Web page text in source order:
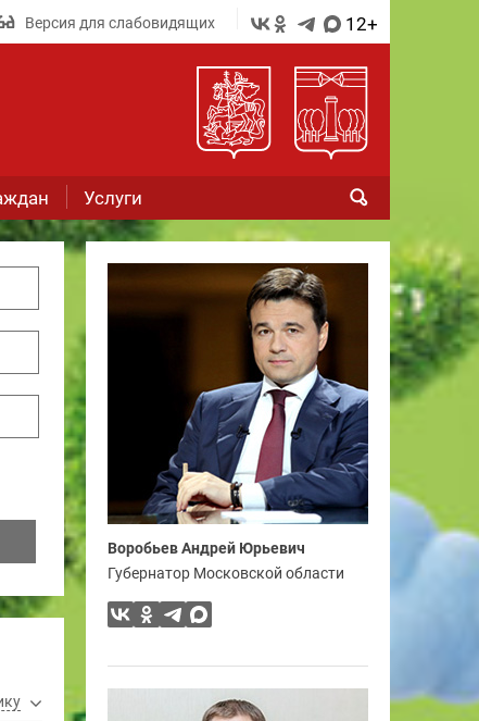
Версия для слабовидящих 12+
Услуги
Воробьев Андрей Юрьевич
Губернатор Московской области